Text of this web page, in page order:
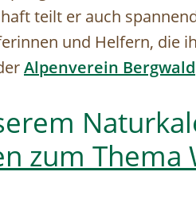
teilt er auch
und Helfern, die
Alpenverein
zum Thema